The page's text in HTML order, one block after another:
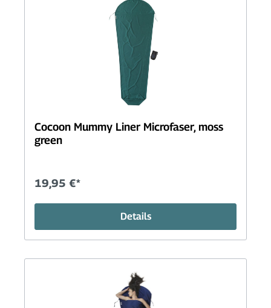
Cocoon Mummy Liner Microfaser, moss
green
19,95 €*
Details